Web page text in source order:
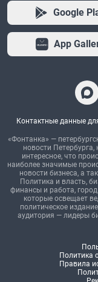
Google
App
Контактные данные
«Фонтанка» —
новости
интересное, что
наиболее значимые
новости бизнеса, а
Политика и власть,
финансы и работа,
которые освещает
политическое
аудитория — лидеры
Политика
Правила